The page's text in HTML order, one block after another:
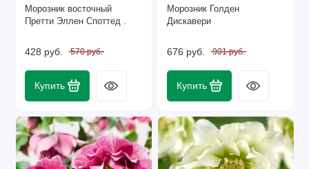
Морозник восточный
Претти Эллен Споттед .
428 руб. 570 руб.
Купить
Морозник Голден
Дискавери
676 руб. 901 руб.
Купить